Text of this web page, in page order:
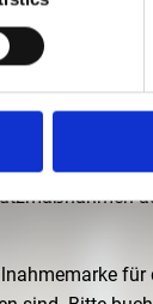
Städte" auf
für